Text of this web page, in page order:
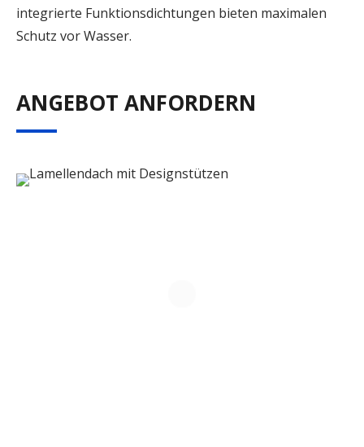
integrierte Funktionsdichtungen bieten maximalen
Schutz vor Wasser.
ANGEBOT ANFORDERN